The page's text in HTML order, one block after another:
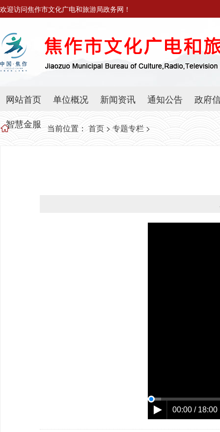
欢迎访问焦作市文化广电和旅游局政务网！
网站首页 单位概况 新闻资讯 通知公告
政府
智慧金服
当前位置： 首页> 专题专栏 >
00:00 / 18:00